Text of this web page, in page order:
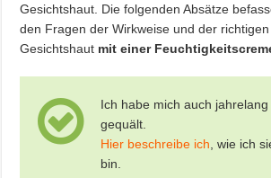
Gesichtshaut. Die folgenden Absätze
den Fragen der Wirkweise und der
Gesichtshaut mit einer
Ich habe mich auch jahrelang
gequält.
Hier beschreibe ich , wie ich
bin.